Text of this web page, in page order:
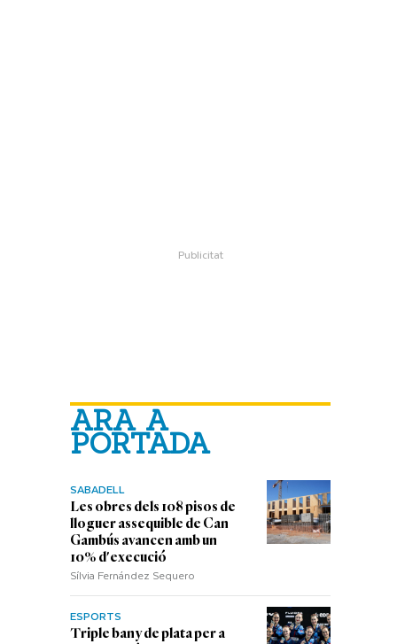
ARA A
PORTADA
SABADELL
Les obres dels 108 pisos de
lloguer assequible de Can
Gambús avancen amb un
10% d'execució
Sílvia Fernández Sequero
ESPORTS
Triple bany de plata per a